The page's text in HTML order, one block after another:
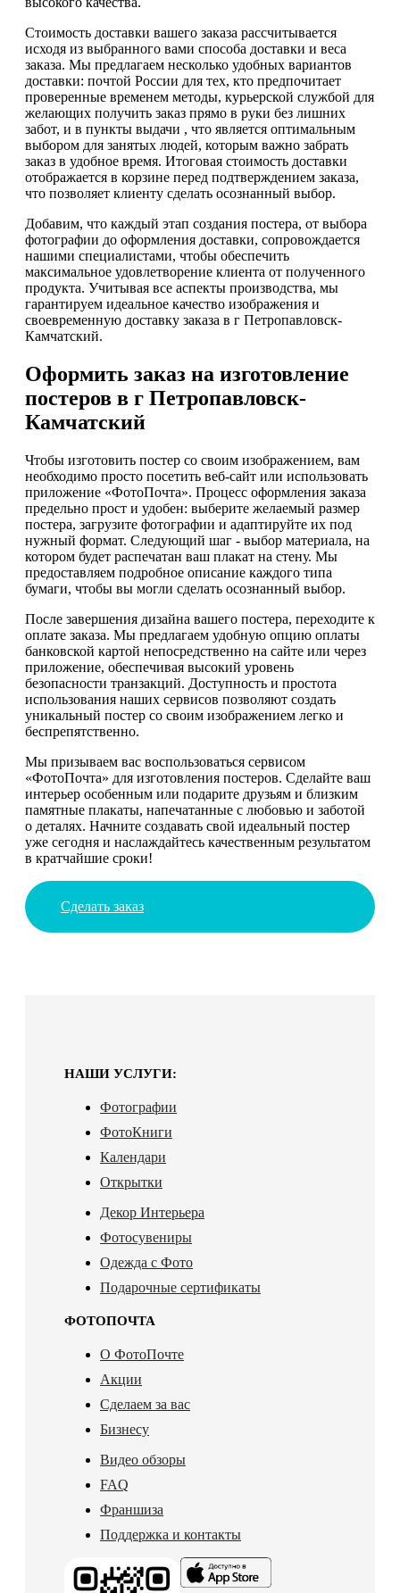
Стоимость доставки вашего заказа рассчитывается
исходя из выбранного вами способа доставки и веса
заказа. Мы предлагаем несколько удобных вариантов
доставки: почтой России для тех, кто предпочитает
проверенные временем методы, курьерской службой для
желающих получить заказ прямо в руки без лишних
забот, и в пункты выдачи , что является оптимальным
выбором для занятых людей, которым важно забрать
заказ в удобное время. Итоговая стоимость доставки
отображается в корзине перед подтверждением заказа,
что позволяет клиенту сделать осознанный выбор.
Добавим, что каждый этап создания постера, от выбора
фотографии до оформления доставки, сопровождается
нашими специалистами, чтобы обеспечить
максимальное удовлетворение клиента от полученного
продукта. Учитывая все аспекты производства, мы
гарантируем идеальное качество изображения и
своевременную доставку заказа в г Петропавловск-
Камчатский.
Оформить заказ на изготовление
постеров в г Петропавловск-
Камчатский
Чтобы изготовить постер со своим изображением, вам
необходимо просто посетить веб-сайт или использовать
приложение «ФотоПочта». Процесс оформления заказа
предельно прост и удобен: выберите желаемый размер
постера, загрузите фотографии и адаптируйте их под
нужный формат. Следующий шаг - выбор материала, на
котором будет распечатан ваш плакат на стену. Мы
предоставляем подробное описание каждого типа
бумаги, чтобы вы могли сделать осознанный выбор.
После завершения дизайна вашего постера, переходите к
оплате заказа. Мы предлагаем удобную опцию оплаты
банковской картой непосредственно на сайте или через
приложение, обеспечивая высокий уровень
безопасности транзакций. Доступность и простота
использования наших сервисов позволяют создать
уникальный постер со своим изображением легко и
беспрепятственно.
Мы призываем вас воспользоваться сервисом
«ФотоПочта» для изготовления постеров. Сделайте ваш
интерьер особенным или подарите друзьям и близким
памятные плакаты, напечатанные с любовью и заботой
о деталях. Начните создавать свой идеальный постер
уже сегодня и наслаждайтесь качественным результатом
в кратчайшие сроки!
Сделать заказ
НАШИ УСЛУГИ:
Фотографии
ФотоКниги
Календари
Открытки
Декор Интерьера
Фотосувениры
Одежда с Фото
Подарочные сертификаты
ФОТОПОЧТА
О ФотоПочте
Акции
Сделаем за вас
Бизнесу
Видео обзоры
FAQ
Франшиза
Поддержка и контакты